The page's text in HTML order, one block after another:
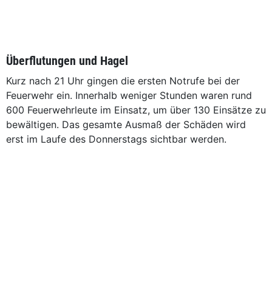
Überflutungen und Hagel
Kurz nach 21 Uhr gingen die ersten Notrufe bei der
Feuerwehr ein. Innerhalb weniger Stunden waren rund
600 Feuerwehrleute im Einsatz, um über 130 Einsätze zu
bewältigen. Das gesamte Ausmaß der Schäden wird
erst im Laufe des Donnerstags sichtbar werden.